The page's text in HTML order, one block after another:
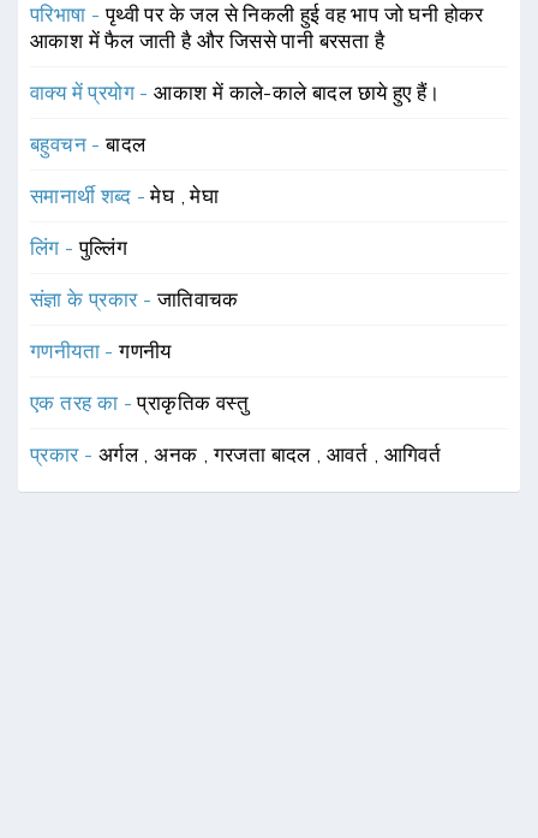
परिभाषा -पृथ्वी पर के जल से निकली हुई वह भाप जो घनी होकर
आकाश में फैल जाती है और जिससे पानी बरसता है
वाक्य में प्रयोग -आकाश में काले-काले बादल छाये हुए हैं।
बहुवचन -बादल
समानार्थी शब्द -मेघ ,मेघा
लिंग -पुल्लिंग
संज्ञा के प्रकार -जातिवाचक
गणनीयता -गणनीय
एक तरह का -प्राकृतिक वस्तु
प्रकार - अर्गल ,अनक ,गरजता बादल ,आवर्त आगिवर्त